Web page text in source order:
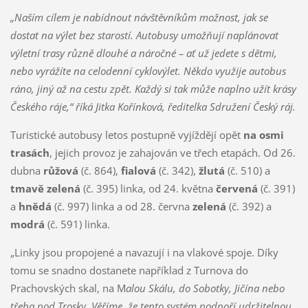
„Naším cílem je nabídnout návštěvníkům možnost, jak se
dostat na výlet bez starostí. Autobusy umožňují naplánovat
výletní trasy různě dlouhé a náročné – ať už jedete s dětmi,
nebo vyrážíte na celodenní cyklovýlet. Někdo využije autobus
ráno, jiný až na cestu zpět. Každý si tak může naplno užít krásy
Českého ráje,“ říká Jitka Kořínková, ředitelka Sdružení Český ráj.
Turistické autobusy letos postupně vyjíždějí opět na osmi
trasách, jejich provoz je zahajován ve třech etapách. Od 26.
dubna růžová (č. 864), fialová (č. 342), žlutá (č. 510) a
tmavě zelená (č. 395) linka, od 24. května červená (č. 391)
a hnědá (č. 997) linka a od 28. června zelená (č. 392) a
modrá (č. 591) linka.
„Linky jsou propojené a navazují i na vlakové spoje. Díky
tomu se snadno dostanete například z Turnova do
Prachovských skal, na Malou Skálu, do Sobotky, Jičína nebo